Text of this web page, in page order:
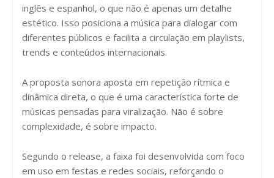
inglês e espanhol, o que não é apenas um detalhe
estético. Isso posiciona a música para dialogar com
diferentes públicos e facilita a circulação em playlists,
trends e conteúdos internacionais.
A proposta sonora aposta em repetição rítmica e
dinâmica direta, o que é uma característica forte de
músicas pensadas para viralização. Não é sobre
complexidade, é sobre impacto.
Segundo o release, a faixa foi desenvolvida com foco
em uso em festas e redes sociais, reforçando o